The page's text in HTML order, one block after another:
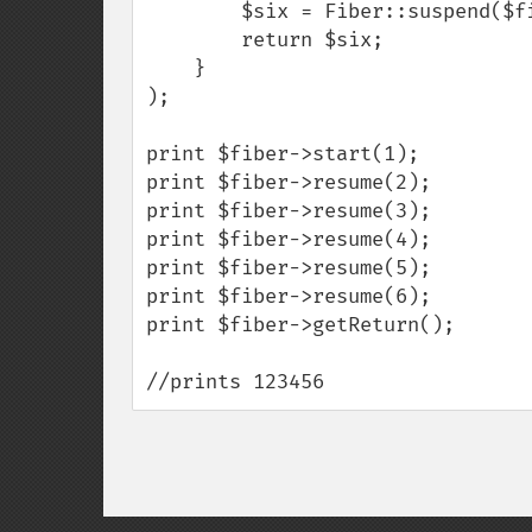
);
print $fiber->start(1);
print $fiber->resume(2);
print $fiber->resume(3);
print $fiber->resume(4);
print $fiber->resume(5);
print $fiber->resume(6);
print $fiber->getReturn();
//prints 123456